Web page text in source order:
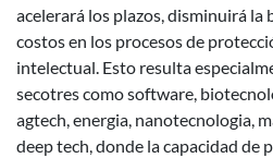
acelerará los plazos, disminuirá la
costos en los procesos de
intelectual. Esto resulta
secotres como software,
agtech, energia, nanotecnologia,
deep tech, donde la capacidad de